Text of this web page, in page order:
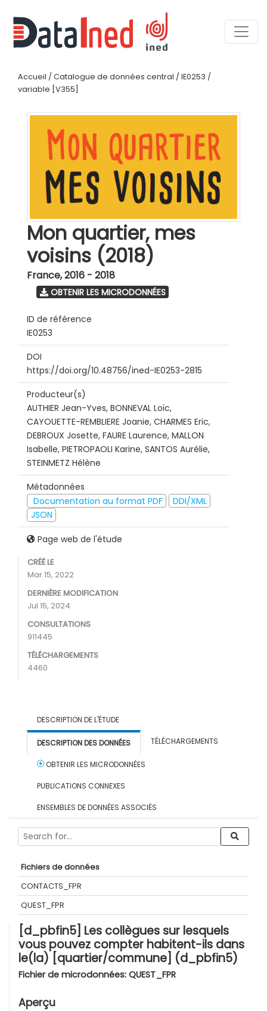
Accueil / Catalogue de données central / IE0253 /
variable [V355]
Mon quartier, mes
voisins (2018)
France,2016 - 2018
OBTENIR LES MICRODONNÉES
ID de référence
IE0253
DOI
https://doi.org/10.48756/ined-IE0253-2815
Producteur(s)
AUTHIER Jean-Yves, BONNEVAL Loïc,
CAYOUETTE-REMBLIERE Joanie, CHARMES Eric,
DEBROUX Josette, FAURE Laurence, MALLON
Isabelle, PIETROPAOLI Karine, SANTOS Aurélie,
STEINMETZ Hélène
Métadonnées
Documentation au format PDF
DDI/XML
JSON
Page web de l'étude
CRÉÉ LE
Mar 15, 2022
DERNIÈRE MODIFICATION
Jul 15, 2024
CONSULTATIONS
911445
TÉLÉCHARGEMENTS
4460
DESCRIPTION DE L'ÉTUDE
DESCRIPTION DES DONNÉES TÉLÉCHARGEMENTS
OBTENIR LES MICRODONNÉES
PUBLICATIONS CONNEXES
ENSEMBLES DE DONNÉES ASSOCIÉS
Fichiers de données
CONTACTS_FPR
QUEST_FPR
[d_pbfin5] Les collègues sur lesquels
vous pouvez compter habitent-ils dans
le(la) [quartier/commune] (d_pbfin5)
Fichier de microdonnées: QUEST_FPR
Aperçu